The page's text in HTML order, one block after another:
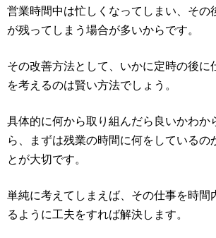
営業時間中は忙しくなってしまい、その
が残ってしまう場合が多いからです。
その改善方法として、いかに定時の後に
を考えるのは賢い方法でしょう。
具体的に何から取り組んだら良いかわか
ら、まずは残業の時間に何をしているの
とが大切です。
単純に考えてしまえば、その仕事を時間
るように工夫をすれば解決します。